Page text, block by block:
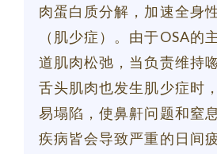
肉蛋白质分解，加速全身
（肌少症）。由于OSA的
道肌肉松弛，当负责维持
舌头肌肉也发生肌少症时
易塌陷，使鼻鼾问题和窒
疾病皆会导致严重的日间